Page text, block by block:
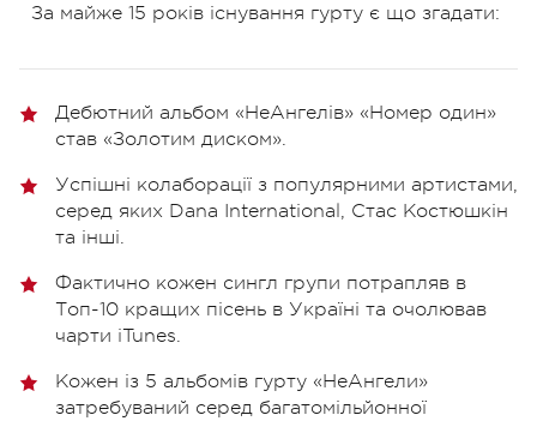
За майже 15 років існування гурту є що згадати:
Дебютний альбом «НеАнгелів» «Номер один»
став «Золотим диском».
Успішні колаборації з популярними артистами,
серед яких Dana International, Стас Костюшкін
та інші.
Фактично кожен сингл групи потрапляв в
Топ-10 кращих пісень в Україні та очолював
чарти iTunes.
Кожен із 5 альбомів гурту «НеАнгели»
затребуваний серед багатомільйонної